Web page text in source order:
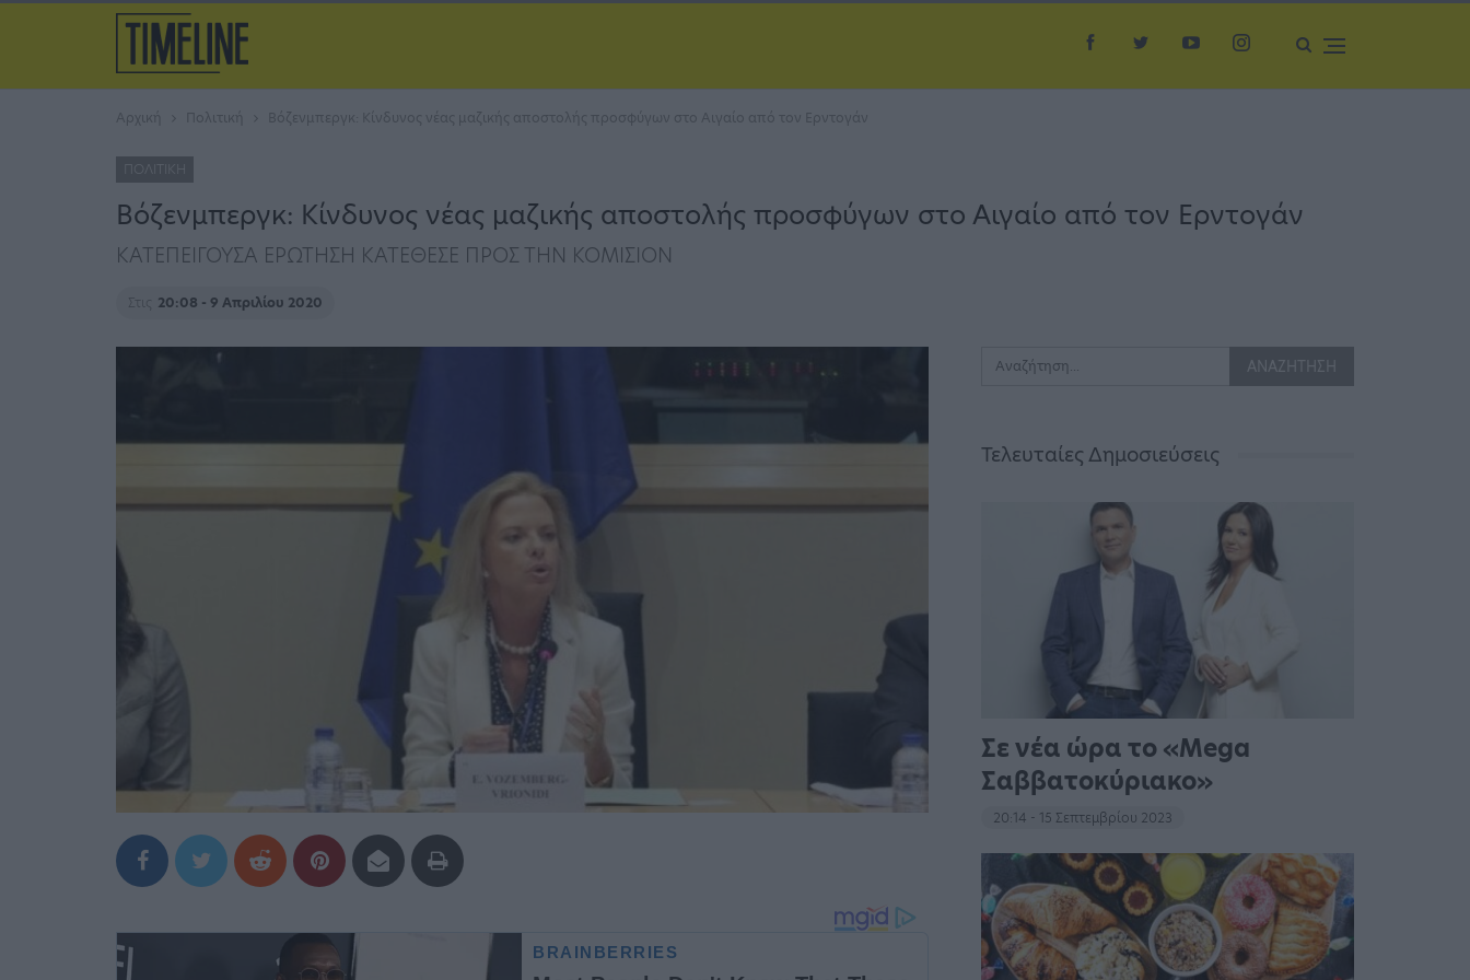
Αρχική Πολιτική Βόζενμπεργκ: Κίνδυνος νέας μαζικής αποστολής προσφύγων στο Αιγαίο από τον Ερντογάν
ΠΟΛΙΤΙΚΉ
Βόζενμπεργκ: Κίνδυνος νέας μαζικής αποστολής προσφύγων στο Αιγαίο από τον Ερντογάν
ΚΑΤΕΠΕΙΓΟΥΣΑ ΕΡΩΤΗΣΗ ΚΑΤΕΘΕΣΕ ΠΡΟΣ ΤΗΝ ΚΟΜΙΣΙΟΝ
Στις 20:08 - 9 Απριλίου 2020
Τελευταίες Δημοσιεύσεις
Σε νέα ώρα το «Mega
Σαββατοκύριακο»
20:14 - 15 Σεπτεμβρίου 2023